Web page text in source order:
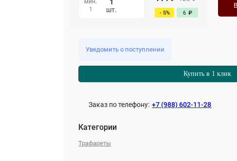
мин.
1
шт. - 5% 6 ₽
Уведомить о поступлении
Купить в 1 клик
Заказ по телефону: +7 (988) 602-11-28
Категории
Трафареты